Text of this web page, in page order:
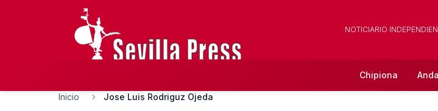
NOTICIARIO
Chipiona
Inicio Jose Luis Rodriguz Ojeda